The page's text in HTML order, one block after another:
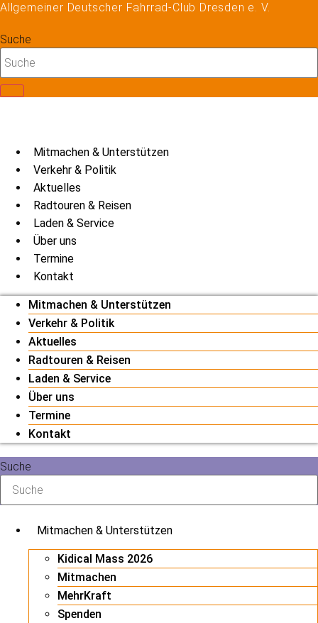
Zum
springen
Allgemeiner Deutscher Fahrrad-Club Dresden e. V.
Suche
Mitmachen & Unterstützen
Verkehr & Politik
Aktuelles
Radtouren & Reisen
Laden & Service
Über uns
Termine
Kontakt
Mitmachen & Unterstützen
Verkehr & Politik
Aktuelles
Radtouren & Reisen
Laden & Service
Über uns
Termine
Kontakt
Suche
Mitmachen & Unterstützen
Kidical Mass 2026
Mitmachen
MehrKraft
Spenden